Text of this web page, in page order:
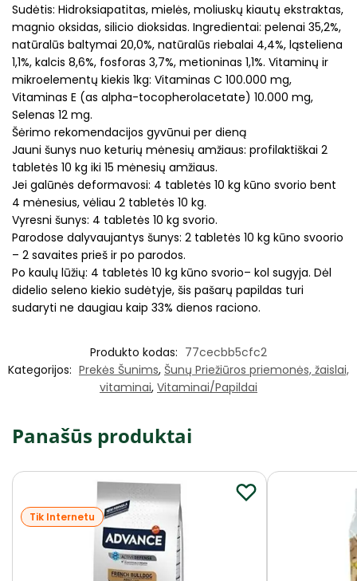
Sudėtis: Hidroksiapatitas, mielės, moliuskų kiautų ekstraktas,
magnio oksidas, silicio dioksidas. Ingredientai: pelenai 35,2%,
natūralūs baltymai 20,0%, natūralūs riebalai 4,4%, ląsteliena
1,1%, kalcis 8,6%, fosforas 3,7%, metioninas 1,1%. Vitaminų ir
mikroelementų kiekis 1kg: Vitaminas C 100.000 mg,
Vitaminas E (as alpha-tocopherolacetate) 10.000 mg,
Selenas 12 mg.
Šėrimo rekomendacijos gyvūnui per dieną
Jauni šunys nuo keturių mėnesių amžiaus: profilaktiškai 2
tabletės 10 kg iki 15 mėnesių amžiaus.
Jei galūnės deformavosi: 4 tabletės 10 kg kūno svorio bent
4 mėnesius, vėliau 2 tabletės 10 kg.
Vyresni šunys: 4 tabletės 10 kg svorio.
Parodose dalyvaujantys šunys: 2 tabletės 10 kg kūno svoorio
– 2 savaites prieš ir po parodos.
Po kaulų lūžių: 4 tabletės 10 kg kūno svorio– kol sugyja. Dėl
didelio seleno kiekio sudėtyje, šis pašarų papildas turi
sudaryti ne daugiau kaip 33% dienos raciono.
Produkto kodas: 77cecbb5cfc2
Kategorijos: Prekės Šunims, Šunų Priežiūros priemonės, žaislai,
vitaminai, Vitaminai/Papildai
Panašūs produktai
Tik Internetu